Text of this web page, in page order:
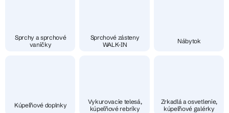
Sprchy a sprchové
vaničky
Sprchové zásteny
WALK-IN
Nábytok
Kúpeľňové doplnky
Vykurovacie telesá,
kúpeľňové rebríky
Zrkadlá a osvetlenie,
kúpeľňové galérky